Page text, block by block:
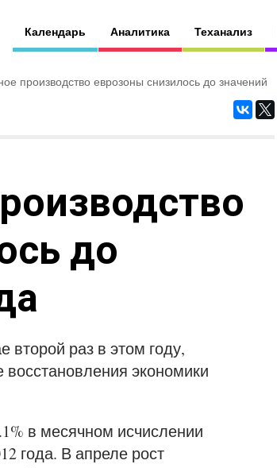
Календарь Аналитика Теханализ
производство еврозоны снизилось до значений
до
раз в этом году,
экономики
в месячном исчислении
года. В апреле рост